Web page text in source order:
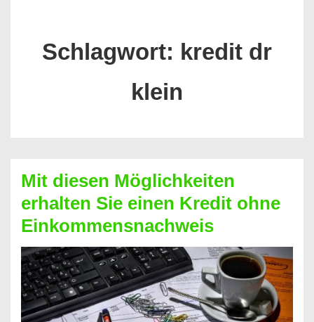
Schlagwort: kredit dr
klein
Mit diesen Möglichkeiten
erhalten Sie einen Kredit ohne
Einkommensnachweis